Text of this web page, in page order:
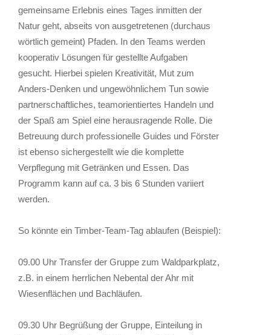
gemeinsame Erlebnis eines Tages inmitten der
Natur geht, abseits von ausgetretenen (durchaus
wörtlich gemeint) Pfaden. In den Teams werden
kooperativ Lösungen für gestellte Aufgaben
gesucht. Hierbei spielen Kreativität, Mut zum
Anders-Denken und ungewöhnlichem Tun sowie
partnerschaftliches, teamorientiertes Handeln und
der Spaß am Spiel eine herausragende Rolle. Die
Betreuung durch professionelle Guides und Förster
ist ebenso sichergestellt wie die komplette
Verpflegung mit Getränken und Essen. Das
Programm kann auf ca. 3 bis 6 Stunden variiert
werden.
So könnte ein Timber-Team-Tag ablaufen (Beispiel):
09.00 Uhr Transfer der Gruppe zum Waldparkplatz,
z.B. in einem herrlichen Nebental der Ahr mit
Wiesenflächen und Bachläufen.
09.30 Uhr Begrüßung der Gruppe, Einteilung in